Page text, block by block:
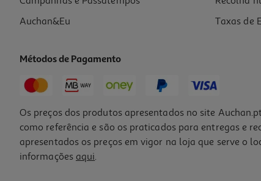
-13%
Auchan&Eu
Taxas de
Métodos de Pagamento
Os preços dos produtos apresentados no site
como referência e são os praticados para entregas e
apresentados os preços em vigor na loja que serve o
informações aqui.